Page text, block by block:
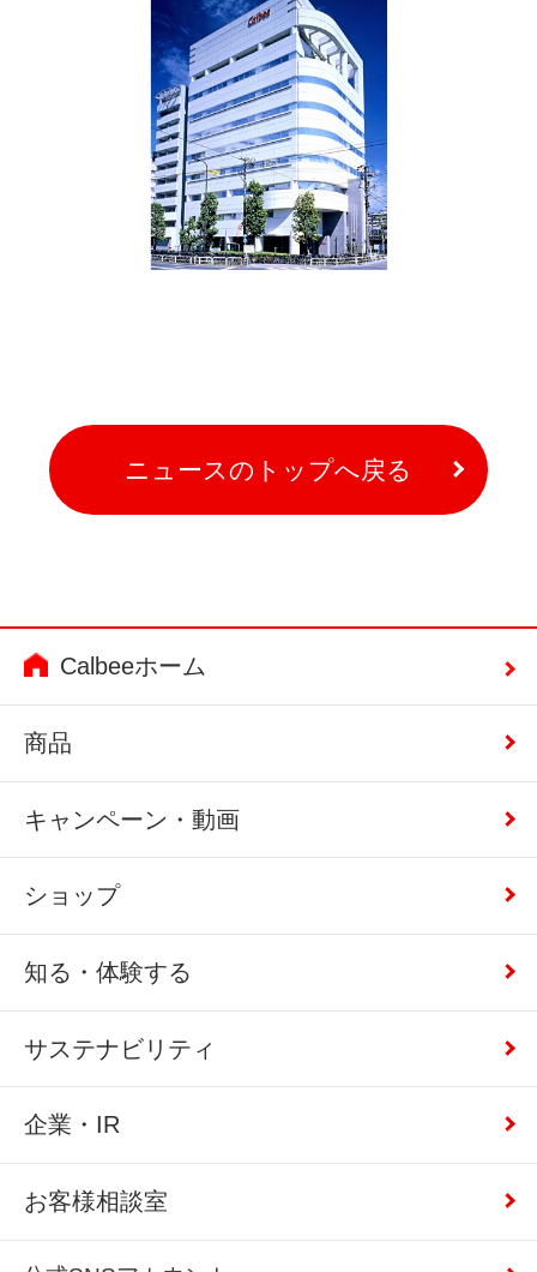
ニュースのトップへ戻る
Calbeeホーム
商品
キャンペーン・動画
ショップ
知る・体験する
サステナビリティ
企業・IR
お客様相談室